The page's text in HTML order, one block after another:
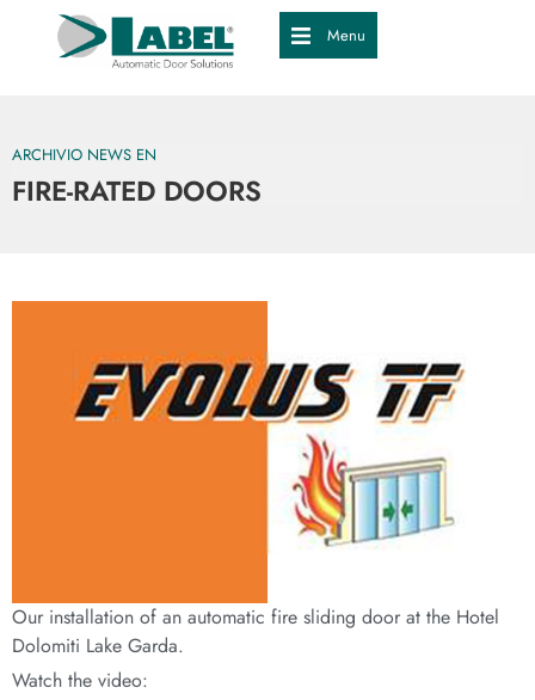
Menu
ARCHIVIO NEWS EN
FIRE-RATED DOORS
Our installation of an automatic fire sliding door at the Hotel
Dolomiti Lake Garda.
Watch the video: